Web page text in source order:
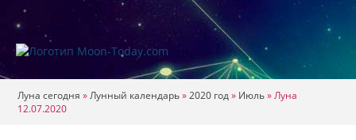
Луна сегодня »Лунный календарь»2020 год» Июль»Луна
12.07.2020